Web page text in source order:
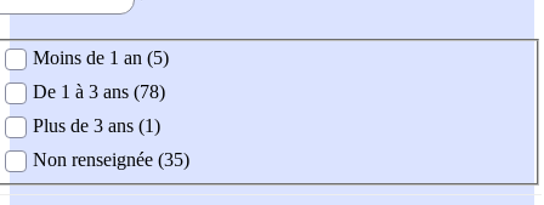
demandée
Moins de 1 an (5)
De 1 à 3 ans (78)
Plus de 3 ans (1)
Non renseignée (35)